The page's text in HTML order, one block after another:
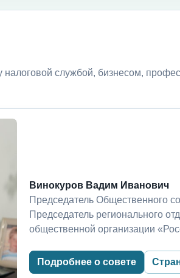
налоговой службой, бизнесом,
Винокуров Вадим Иванович
Председатель Общественного
Председатель регионального
общественной организации
Подробнее о совете